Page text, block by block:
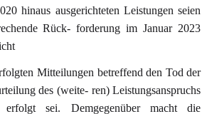
hinaus ausgerichteten Leistungen seien
Rück- forderung im Januar 2023
Mitteilungen betreffend den Tod der
des (weite- ren) Leistungsanspruchs
erfolgt sei. Demgegenüber macht die